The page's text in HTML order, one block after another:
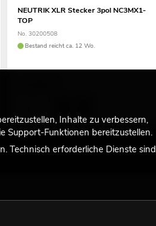
NEUTRIK XLR Stecker 3pol NC3MX1-
TOP
No. 30200508
Bestand reicht ca. 12 Wo.
Inhalte zu verbessern,
Support-Funktionen bereitzustellen.
Technisch erforderliche Dienste sind